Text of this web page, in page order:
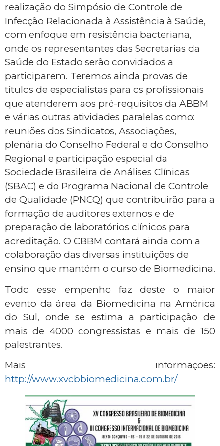
realização do Simpósio de Controle de
Infecção Relacionada à Assistência à Saúde,
com enfoque em resistência bacteriana,
onde os representantes das Secretarias da
Saúde do Estado serão convidados a
participarem. Teremos ainda provas de
títulos de especialistas para os profissionais
que atenderem aos pré-requisitos da ABBM
e várias outras atividades paralelas como:
reuniões dos Sindicatos, Associações,
plenária do Conselho Federal e do Conselho
Regional e participação especial da
Sociedade Brasileira de Análises Clínicas
(SBAC) e do Programa Nacional de Controle
de Qualidade (PNCQ) que contribuirão para a
formação de auditores externos e de
preparação de laboratórios clínicos para
acreditação. O CBBM contará ainda com a
colaboração das diversas instituições de
ensino que mantém o curso de Biomedicina.
Todo esse empenho faz deste o maior
evento da área da Biomedicina na América
do Sul, onde se estima a participação de
mais de 4000 congressistas e mais de 150
palestrantes.
Mais informações:
http://www.xvcbbiomedicina.com.br/